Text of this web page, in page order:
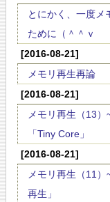
とにかく、一度メ
ために（＾＾ｖ
[2016-08-21]
メモリ再生再論
[2016-08-21]
メモリ再生（13
「Tiny Core」
[2016-08-21]
メモリ再生（11
再生」